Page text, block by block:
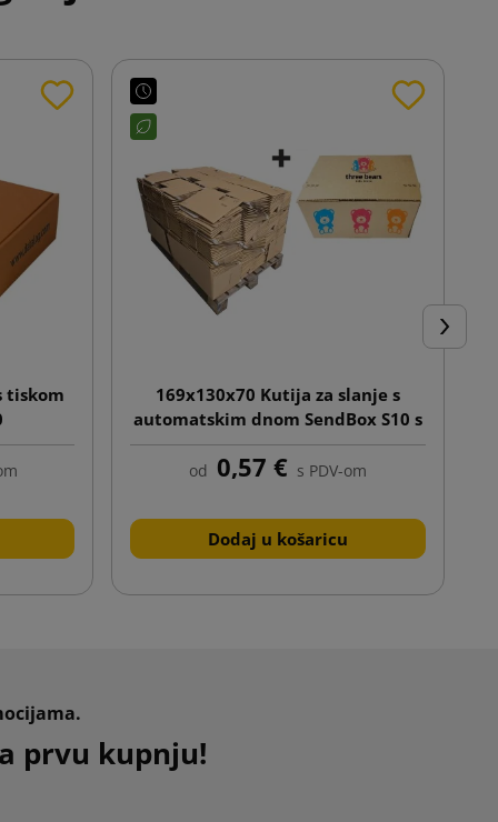
Dalje
tiskom
169x130x70 Kutija za slanje s
automatskim dnom SendBox S10 s
tiskom
od 0,57 € s PDV-om
Dodaj u košaricu
prvu kupnju!